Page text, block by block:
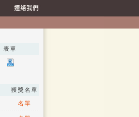
表單
獲獎名單
名單